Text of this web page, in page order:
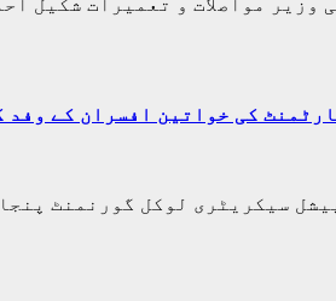
وزیر مواصلات و تعمیرات شکیل
کی خواتین افسران کے وفد
سیکریٹری لوکل گورنمنٹ